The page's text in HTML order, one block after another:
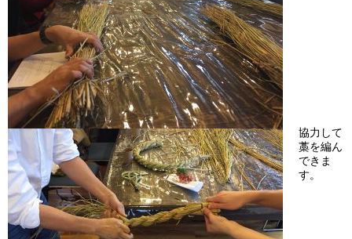
協力して
藁を編ん
できま
す。